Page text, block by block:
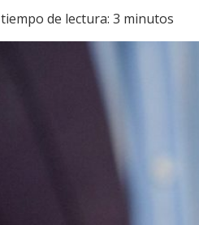
tiempo de lectura: 3 minutos